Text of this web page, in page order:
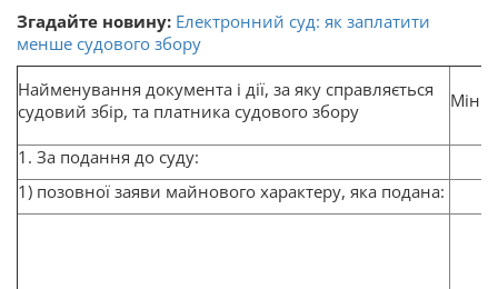
Згадайте новину: Електронний суд: як заплатити
менше судового збору
Найменування документа і дії, за яку справляється
судовий збір, та платника судового збору
1. За подання до суду:
1) позовної заяви майнового характеру, яка подана: